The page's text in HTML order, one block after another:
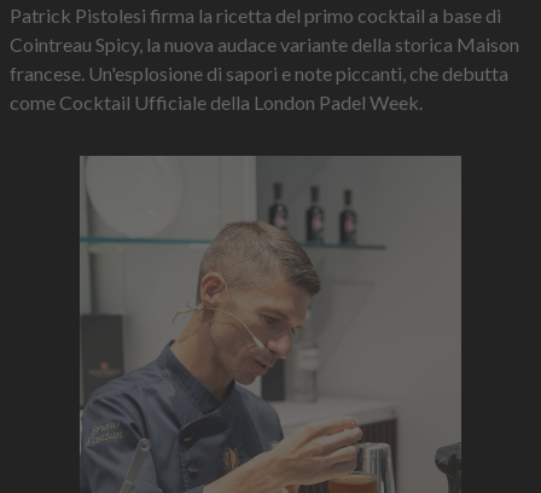
Patrick Pistolesi firma la ricetta del primo cocktail a base di
Cointreau Spicy, la nuova audace variante della storica Maison
francese. Un'esplosione di sapori e note piccanti, che debutta
come Cocktail Ufficiale della London Padel Week.